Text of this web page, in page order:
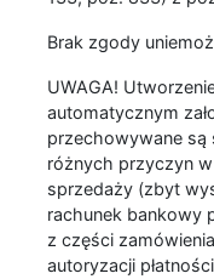
Brak zgody
UWAGA!
automatycznym
przechowywane są
różnych przyczyn
sprzedaży (zbyt
rachunek bankowy
z części
autoryzacji